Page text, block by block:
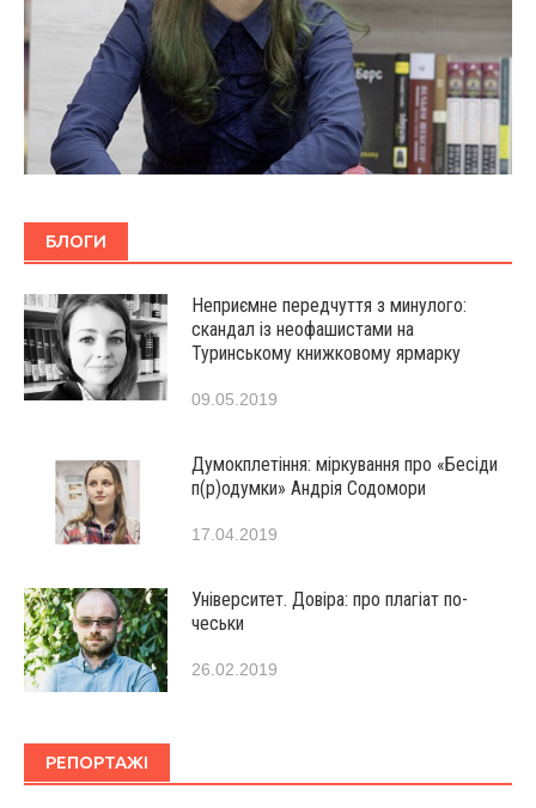
БЛОГИ
Неприємне передчуття з минулого:
скандал із неофашистами на
Туринському книжковому ярмарку
09.05.2019
Думокплетіння: міркування про «Бесіди
п(р)одумки» Андрія Содомори
17.04.2019
Університет. Довіра: про плагіат по-
чеськи
26.02.2019
РЕПОРТАЖІ